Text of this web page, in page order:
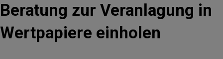
Beratung zur Veranlagung in
Wertpapiere einholen